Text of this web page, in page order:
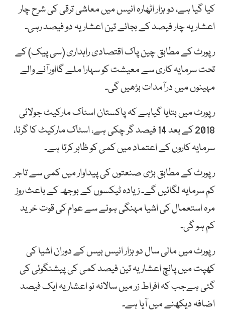
کیا گیا ہے، دو ہزار اٹھارہ انیس میں معاشی ترقی کی شرح چار
اعشاریہ چار فیصد کے بجائے تین اعشاریہ دو فیصد رہی۔
رپورٹ کے مطابق چین پاک اقتصادی راہداری (سی پیک) کے
تحت سرمایہ کاری سے معیشت کو سہارا ملے گااورآنے والے
مہینوں میں درآمدات بڑھیں گی۔
رپورٹ میں بتایا گیاہے کہ پاکستان اسٹاک مارکیٹ جولائی
2018 کے بعد 14 فیصد گر چکی ہے، اسٹاک مارکیٹ کا گرنا،
سرمایہ کاروں کے اعتماد میں کمی کو ظاہر کرتا ہے۔
رپورٹ کے مطابق بڑی صنعتوں کی پیداوار میں کمی سے تاجر
کم سرمایہ لگائیں گے۔ زیادہ ٹیکسوں کے بوجھ کے باعث روز
مرہ استعمال کی اشیا مہنگی ہونے سے عوام کی قوت خرید
کم ہو گی۔
رپورٹ میں مالی سال دو ہزار انیس بیس کے دوران اشیا کی
کھپت میں پانچ اعشاریہ تین فیصد کمی کی پیشنگوئی کی
گئی ہےجب کہ افراط زر میں سالانہ نو اعشاریہ ایک فیصد
اضافہ دیکھنے میں آیا ہے۔